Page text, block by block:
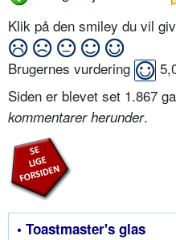
Klik på den smiley du vil
Brugernes vurdering
Siden er blevet set 1.867
kommentarer herunder.
• Toastmaster's glas